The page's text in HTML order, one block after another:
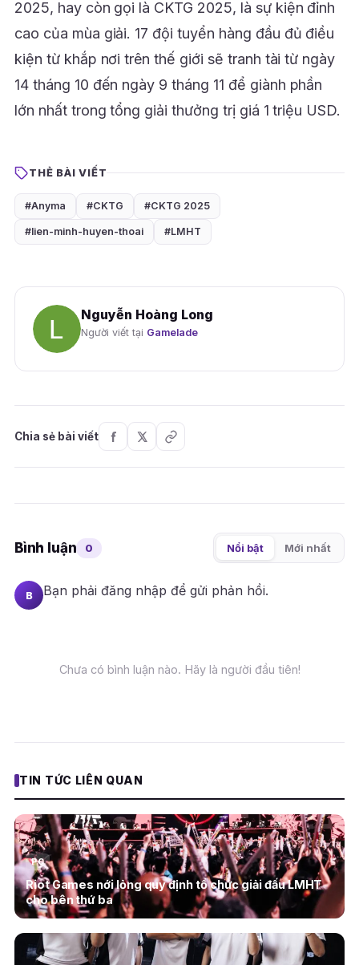
2025, hay còn gọi là CKTG 2025, là sự kiện đỉnh
cao của mùa giải. 17 đội tuyển hàng đầu đủ điều
kiện từ khắp nơi trên thế giới sẽ tranh tài từ ngày
14 tháng 10 đến ngày 9 tháng 11 để giành phần
lớn nhất trong tổng giải thưởng trị giá 1 triệu USD.
THẺ BÀI VIẾT
#Anyma #CKTG #CKTG 2025
#lien-minh-huyen-thoai #LMHT
Nguyễn Hoàng Long
Người viết tại Gamelade
Chia sẻ bài viết
Bình luận 0 Nổi bật Mới nhất
B Bạn phải đăng nhập để gửi phản hồi.
Chưa có bình luận nào. Hãy là người đầu tiên!
TIN TỨC LIÊN QUAN
PC
Riot Games nới lỏng quy định tổ chức giải đấu LMHT
cho bên thứ ba